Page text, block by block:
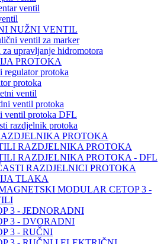
ventil
NUŽNI VENTIL
ventil za marker
upravljanje hidromotora
PROTOKA
regulator protoka
protoka
ventil
ventil protoka
ventil protoka DFL
razdjelnik protoka
PROTOKA
RAZDJELNIKA PROTOKA
RAZDJELNIKA PROTOKA - DFL
RAZDJELNICI PROTOKA
TLAKA
MODULAR CETOP 3 -
3 - JEDNORADNI
3 - DVORADNI
3 - RUČNI